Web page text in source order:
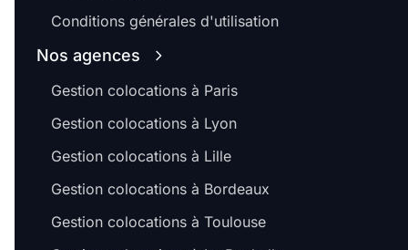
Conditions générales d'utilisation
Nos agences
Gestion colocations à Paris
Gestion colocations à Lyon
Gestion colocations à Lille
Gestion colocations à Bordeaux
Gestion colocations à Toulouse